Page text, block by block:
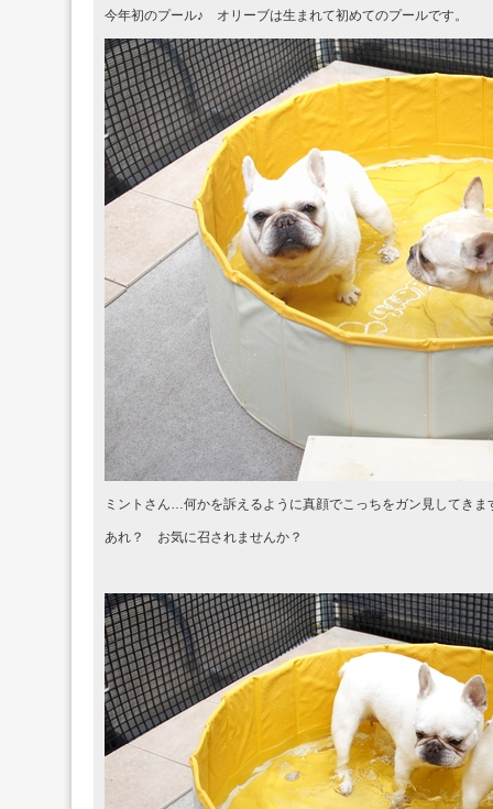
今年初のプール♪ オリーブは生まれて初めてのプールです。
ミントさん…何かを訴えるように真顔でこっちをガン見してきま
あれ？ お気に召されませんか？